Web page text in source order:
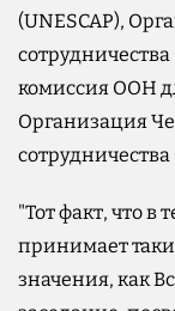
(UNESCAP),
комиссия ООН
Организация
"Тот факт, что в
принимает
значения, как